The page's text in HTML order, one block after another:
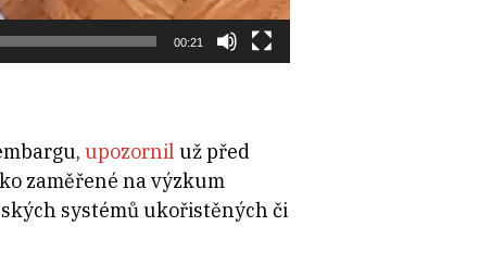
00:21
upozornil už před
zaměřené na výzkum
systémů ukořistěných či